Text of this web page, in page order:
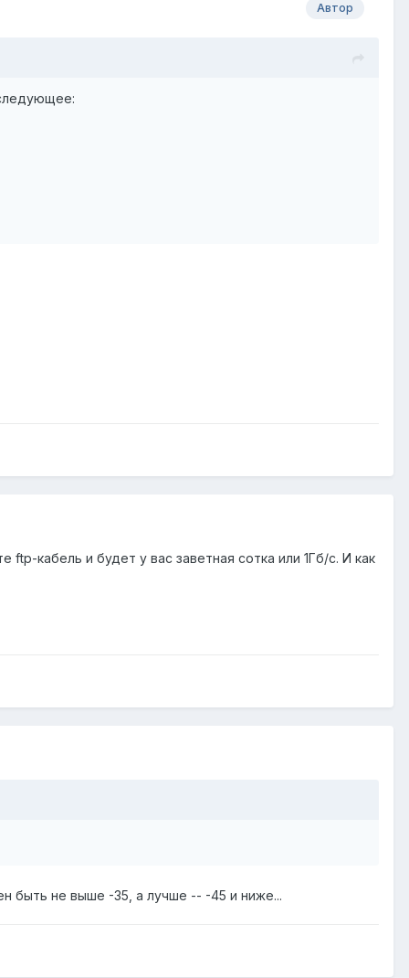
Автор
кабель и будет у вас заветная сотка или 1Гб/с. И как
быть не выше -35, а лучше -- -45 и ниже...